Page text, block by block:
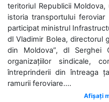
teritoriul Republicii
istoria transportului
participat ministrul
dl Vladimir Bolea, directorul
din Moldova”, dl Serghei
organizațiilor sindicale,
întreprinderii din întreaga
ramurii feroviare....
Afișați